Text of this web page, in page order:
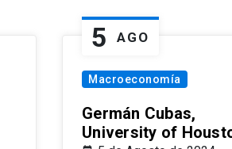
5 AGO
Macroeconomía
Germán Cubas,
University of